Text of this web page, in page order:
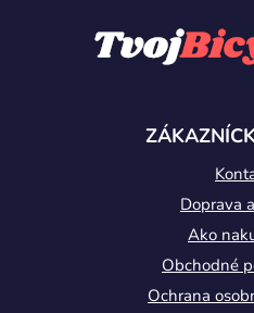
Doprava
Ako
Obchodné
Ochrana